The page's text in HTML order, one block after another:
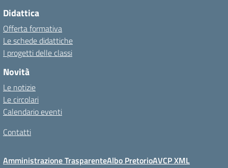
Didattica
Offerta formativa
Le schede didattiche
I progetti delle classi
Novità
Le notizie
Le circolari
Calendario eventi
Contatti
Amministrazione TrasparenteAlbo PretorioAVCP XML